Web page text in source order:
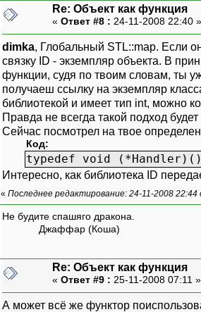
Re: Объект как функция
« Ответ #8 : 24-11-2008 22:40
dimka, Глобальный STL::map. Если
связку ID - экземпляр объекта. В
функции, судя по твоим словам, ты
получаеш ссылку на экземпляр
библиотекой и имеет тип int, можно
Правда не всегда такой подход будет
Сейчас посмотрел на твое
Код:
typedef void
Интересно, как библиотека ID
« Последнее редактирование: 24-11-2008 22:44
Не будите спашяго дракона.
Джаффар (Коша)
Re: Объект как функция
« Ответ #9 : 25-11-2008 07:11
А может всё же функтор